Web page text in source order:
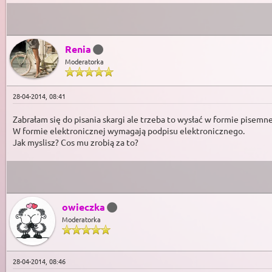
Renia
Moderatorka
28-04-2014, 08:41
Zabrałam się do pisania skargi ale trzeba to wysłać w formie
W formie elektronicznej wymagają podpisu elektronicznego.
Jak myslisz? Cos mu zrobią za to?
owieczka
Moderatorka
28-04-2014, 08:46